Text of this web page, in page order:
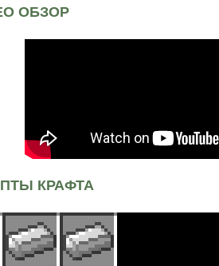
ОБЗОР
КРАФТА